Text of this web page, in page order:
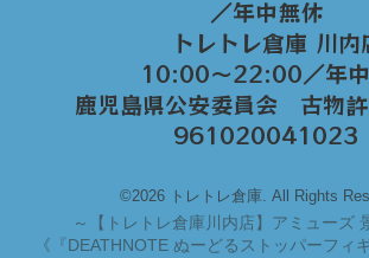
／年中無休
トレトレ倉庫 川内
10:00〜22:00／年
鹿児島県公安委員会 古物許
961020041023
©2026 トレトレ倉庫. All Rights
～
【トレトレ倉庫川内店】アミューズ
《『DEATHNOTE ぬーどるストッパーフィ